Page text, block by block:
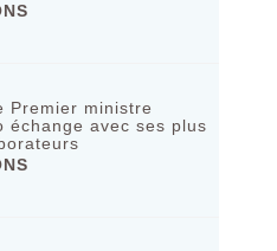
Premier ministre
échange avec ses plus